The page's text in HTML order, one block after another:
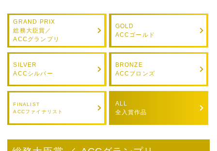
サイト利用規約 運営団体
プライバシーポリシー セキュリティーポリシー
GRAND PRIX
総務大臣賞／
ACCグランプリ
GOLD
ACCゴールド
SILVER
ACCシルバー
BRONZE
ACCブロンズ
FINALIST
ACCファイナリスト
ALL
全入賞作品